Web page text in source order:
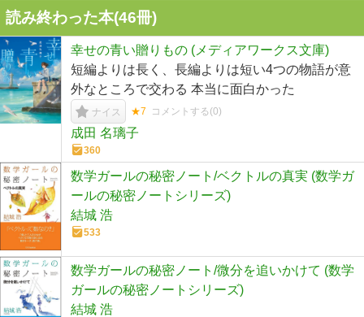
読み終わった本(46冊)
幸せの青い贈りもの (メディアワークス文庫)
短編よりは長く、長編よりは短い4つの物語が意
外なところで交わる 本当に面白かった
ナイス ★7 コメントする(0)
成田 名璃子
360
数学ガールの秘密ノート/ベクトルの真実 (数学ガ
ールの秘密ノートシリーズ)
結城 浩
533
数学ガールの秘密ノート/微分を追いかけて (数学
ガールの秘密ノートシリーズ)
結城 浩